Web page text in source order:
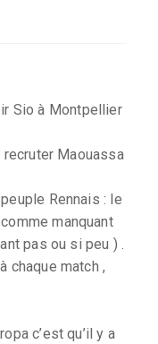
Sio à Montpellier
recruter Maouassa
Rennais : le
manquant
pas ou si peu ) .
chaque match ,
c’est qu’il y a